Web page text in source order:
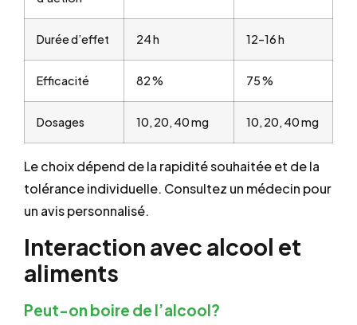
Durée d’effet 24 h 12–16 h
Efficacité 82 % 75 %
Dosages 10, 20, 40 mg 10, 20, 40 mg
Le choix dépend de la rapidité souhaitée et de la
tolérance individuelle. Consultez un médecin pour
un avis personnalisé.
Interaction avec alcool et
aliments
Peut-on boire de l’alcool?